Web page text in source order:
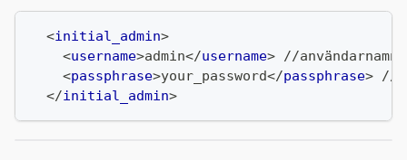
<initial_admin>
<username>admin</username> //användarnamn
<passphrase>your_password</passphrase> //
</initial_admin>